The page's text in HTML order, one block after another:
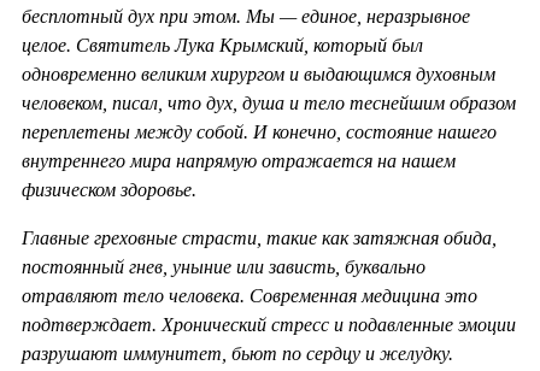
бесплотный дух при этом. Мы — единое, неразрывное
целое. Святитель Лука Крымский, который был
одновременно великим хирургом и выдающимся духовным
человеком, писал, что дух, душа и тело теснейшим образом
переплетены между собой. И конечно, состояние нашего
внутреннего мира напрямую отражается на нашем
физическом здоровье.
Главные греховные страсти, такие как затяжная обида,
постоянный гнев, уныние или зависть, буквально
отравляют тело человека. Современная медицина это
подтверждает. Хронический стресс и подавленные эмоции
разрушают иммунитет, бьют по сердцу и желудку.